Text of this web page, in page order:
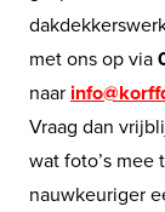
met ons op via
naar
Vraag dan
wat foto’s mee
nauwkeuriger